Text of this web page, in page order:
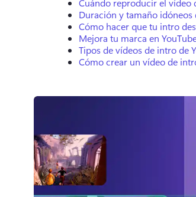
Cuándo reproducir el vídeo
Duración y tamaño
Cómo hacer que tu intro
Mejora tu marca en
Tipos de vídeos de intro de
Cómo crear un vídeo de